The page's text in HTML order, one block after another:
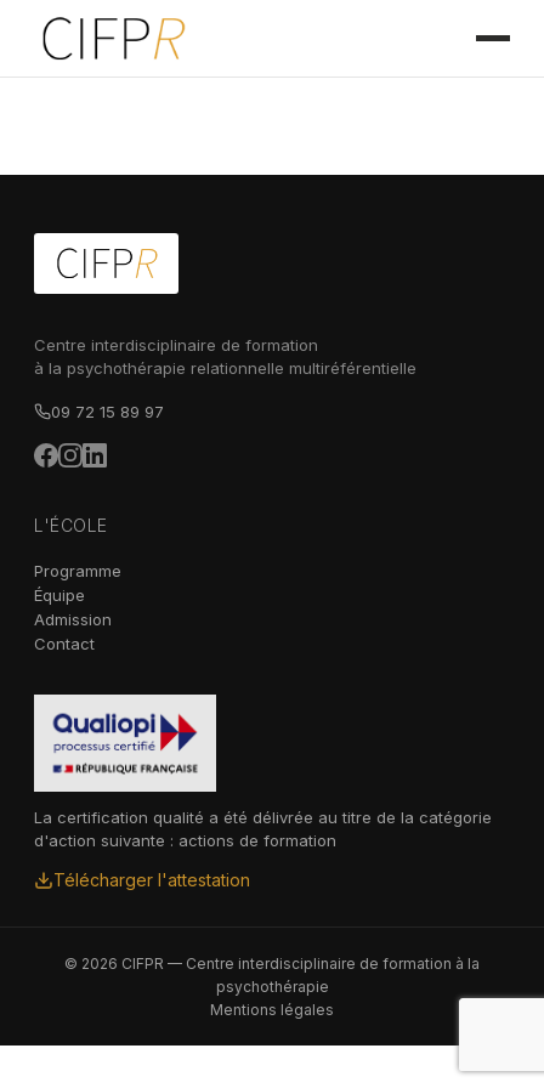
Centre interdisciplinaire de formation
à la psychothérapie relationnelle multiréférentielle
09 72 15 89 97
L'ÉCOLE
Programme
Équipe
Admission
Contact
La certification qualité a été délivrée au titre de la catégorie
d'action suivante : actions de formation
Télécharger l'attestation
© 2026 CIFPR — Centre interdisciplinaire de formation à la
psychothérapie
Mentions légales